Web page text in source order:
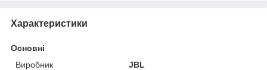
Характеристики
Основні
Виробник
JBL